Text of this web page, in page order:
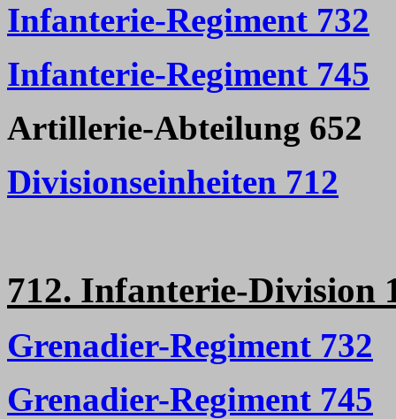
Infanterie-Regiment 732
Infanterie-Regiment 745
Artillerie-Abteilung 652
Divisionseinheiten 712
712. Infanterie-Division
Grenadier-Regiment 732
Grenadier-Regiment 745